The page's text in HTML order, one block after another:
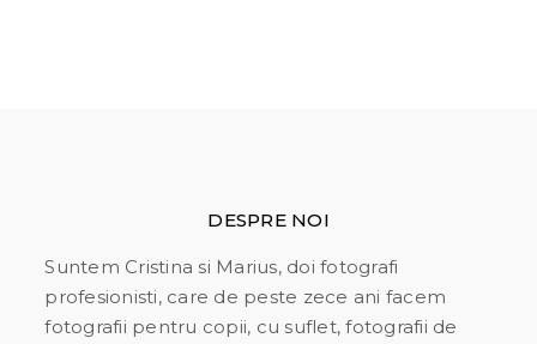
DESPRE NOI
Suntem Cristina si Marius, doi fotografi
profesionisti, care de peste zece ani facem
fotografii pentru copii, cu suflet, fotografii de